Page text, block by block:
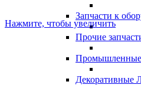
Запчасти к
Прочие
Нажмите, чтобы увеличить